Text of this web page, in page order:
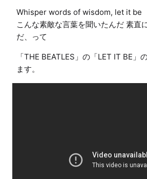
Whisper words of wisdom, let it be
こんな素敵な言葉を聞いたんだ 素直
だ、って
「THE BEATLES」の「LET IT BE」
ます。